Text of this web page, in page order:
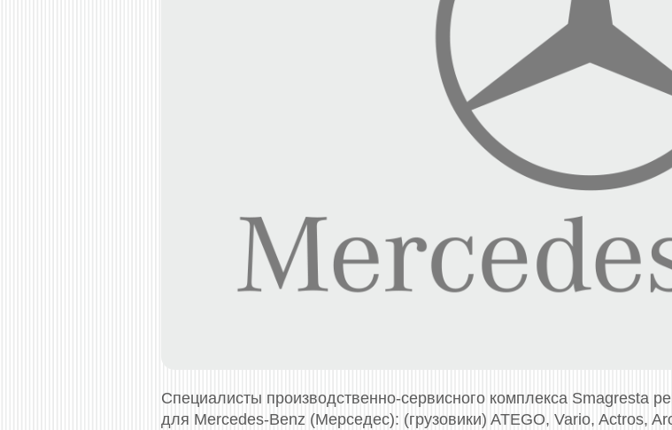
Специалисты производственно-сервисного комплекса Smagresta
для Mercedes-Benz (Мерседес): (грузовики) ATEGO, Vario, Actros,